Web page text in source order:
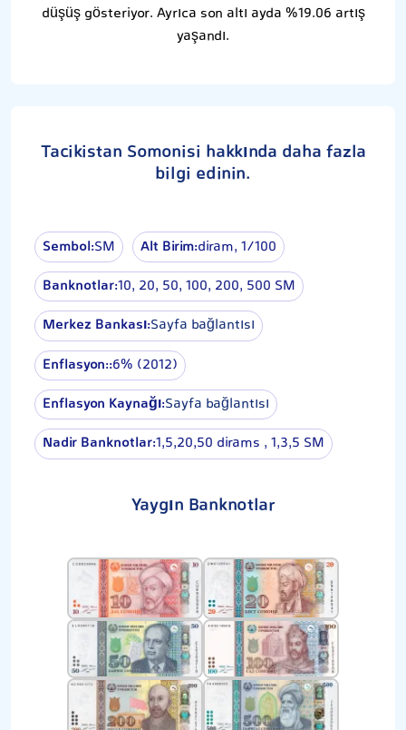
düşüş gösteriyor. Ayrıca son altı ayda %19.06 artış
yaşandı.
Tacikistan Somonisi hakkında daha fazla
bilgi edinin.
Sembol:SM Alt Birim:diram, 1⁄100
Banknotlar:10, 20, 50, 100, 200, 500 SM
Merkez Bankası:Sayfa bağlantısı
Enflasyon::6% (2012)
Enflasyon Kaynağı:Sayfa bağlantısı
Nadir Banknotlar:1,5,20,50 dirams , 1,3,5 SM
Yaygın Banknotlar